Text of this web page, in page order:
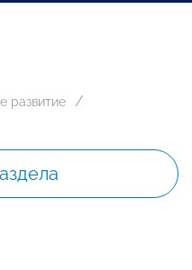
развитие